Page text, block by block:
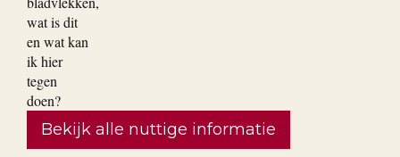
Bekijk alle nuttige informatie